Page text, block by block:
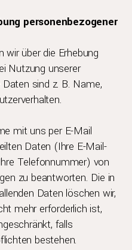
personenbezogener
über die Erhebung
Nutzung unserer
sind z. B. Name,
mit uns per E-Mail
Daten (Ihre E-Mail-
Telefonnummer) von
zu beantworten. Die in
Daten löschen wir,
mehr erforderlich ist,
falls
bestehen.